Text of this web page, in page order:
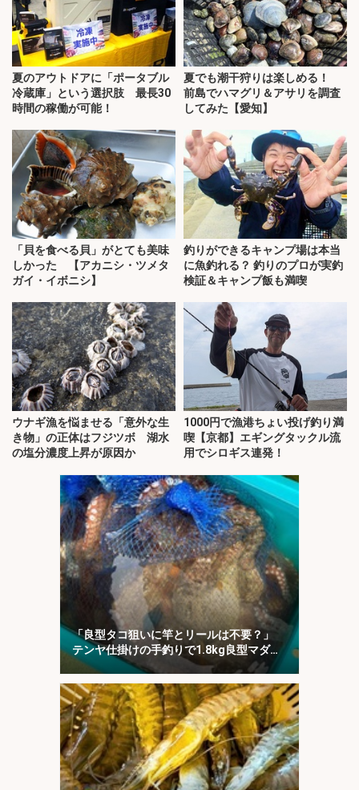
夏のアウトドアに「ポータブル
冷蔵庫」という選択肢 最長30
時間の稼働が可能！
夏でも潮干狩りは楽しめる！
前島でハマグリ＆アサリを調査
してみた【愛知】
「貝を食べる貝」がとても美味
しかった 【アカニシ・ツメタ
ガイ・イボニシ】
釣りができるキャンプ場は本当
に魚釣れる？ 釣りのプロが実釣
検証＆キャンプ飯も満喫
ウナギ漁を悩ませる「意外な生
き物」の正体はフジツボ 湖水
の塩分濃度上昇が原因か
1000円で漁港ちょい投げ釣り満
喫【京都】エギングタックル流
用でシロギス連発！
「良型タコ狙いに竿とリールは不要？」
テンヤ仕掛けの手釣りで1.8kg良型マダ
コ！【川崎丸・東京湾】